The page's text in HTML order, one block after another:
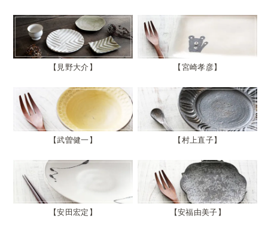
見野大介 宮崎孝彦
武曽健一 村上直子
安田宏定 安福由美子